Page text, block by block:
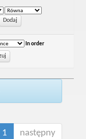
In order
1 następny